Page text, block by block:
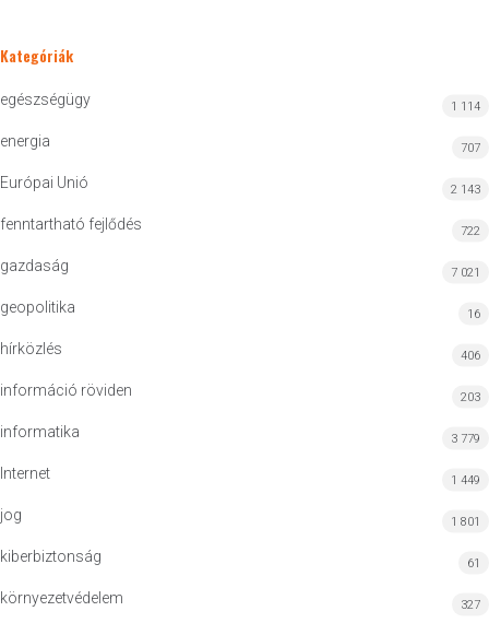
Kategóriák
egészségügy 1 114
energia 707
Európai Unió 2 143
fenntartható fejlődés 722
gazdaság 7 021
geopolitika 16
hírközlés 406
információ röviden 203
informatika 3 779
Internet 1 449
jog 1 801
kiberbiztonság 61
környezetvédelem 327